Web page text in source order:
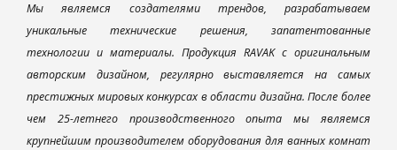
Мы являемся создателями трендов, разрабатываем
уникальные технические решения, запатентованные
технологии и материалы. Продукция RAVAK с оригинальным
авторским дизайном, регулярно выставляется на самых
престижных мировых конкурсах в области дизайна. После более
чем 25-летнего производственного опыта мы являемся
крупнейшим производителем оборудования для ванных комнат